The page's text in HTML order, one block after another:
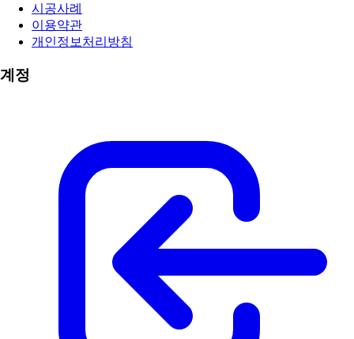
시공사례
이용약관
개인정보처리방침
계정